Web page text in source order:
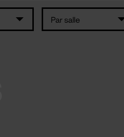
Par salle